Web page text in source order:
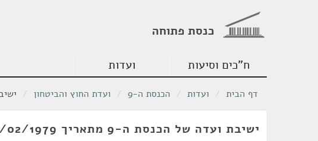
כנסת פתוחה
ח"כים וסיעות ועדות
דף הבית / ועדות / הכנסת ה-9 / ועדת החוץ והביטחון /
ישיבת ועדה של הכנסת ה-9 מתאריך 13/02/1979